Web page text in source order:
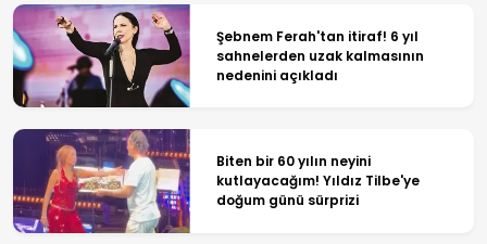
Şebnem Ferah'tan itiraf! 6 yıl
sahnelerden uzak kalmasının
nedenini açıkladı
Biten bir 60 yılın neyini
kutlayacağım! Yıldız Tilbe'ye
doğum günü sürprizi